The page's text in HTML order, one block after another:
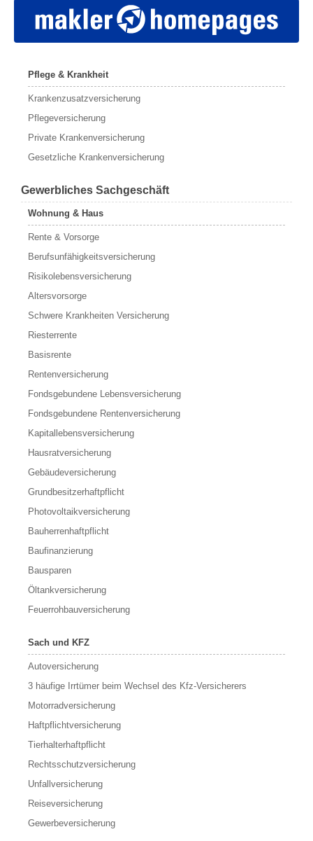
Pflege & Krankheit
Krankenzusatzversicherung
Pflegeversicherung
Private Krankenversicherung
Gesetzliche Krankenversicherung
Gewerbliches Sachgeschäft
Wohnung & Haus
Rente & Vorsorge
Berufs­unfähigkeitsversicherung
Risikolebensversicherung
Altersvorsorge
Schwere Krankheiten Versicherung
Riesterrente
Basisrente
Rentenversicherung
Fondsgebundene Lebensversicherung
Fondsgebundene Rentenversicherung
Kapitallebensversicherung
Hausratversicherung
Gebäudeversicherung
Grundbesitzerhaftpflicht
Photovoltaikversicherung
Bauherrenhaftpflicht
Baufinanzierung
Bausparen
Öltankversicherung
Feuerrohbauversicherung
Sach und KFZ
Autoversicherung
3 häufige Irrtümer beim Wechsel des Kfz-Versicherers
Motorradversicherung
Haftpflichtversicherung
Tierhalterhaftpflicht
Rechtsschutzversicherung
Unfallversicherung
Reiseversicherung
Gewerbeversicherung